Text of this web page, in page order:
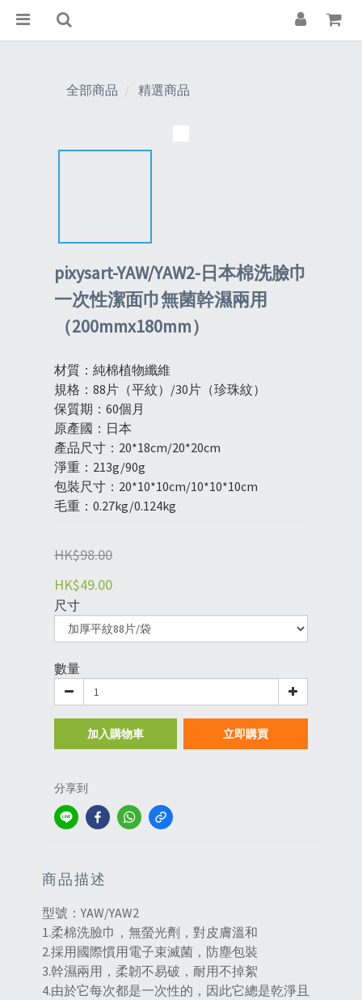
全部商品 精選商品
pixysart-YAW/YAW2-日本棉洗臉巾
一次性潔面巾無菌幹濕兩用
（200mmx180mm）
材質：純棉植物纖維
規格：88片（平紋）/30片（珍珠紋）
保質期：60個月
原產國：日本
產品尺寸：20*18cm/20*20cm
淨重：213g/90g
包裝尺寸：20*10*10cm/10*10*10cm
毛重：0.27kg/0.124kg
HK$98.00
HK$49.00
尺寸
數量
加入購物車 立即購買
分享到
商品描述
型號：YAW/YAW2
1.柔棉洗臉巾，無螢光劑，對皮膚溫和
2.採用國際慣用電子束滅菌，防塵包裝
3.幹濕兩用，柔韌不易破，耐用不掉絮
4.由於它每次都是一次性的，因此它總是乾淨且